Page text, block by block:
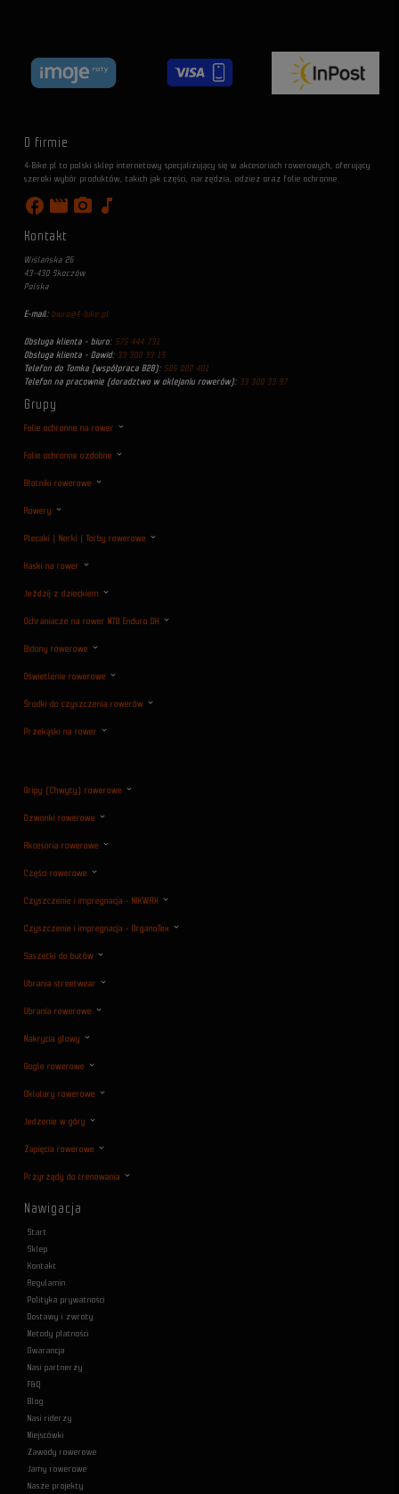
O firmie
4-Bike.pl to polski sklep internetowy specjalizujący się w akcesoriach rowerowych, oferujący
szeroki wybór produktów, takich jak części, narzędzia, odzież oraz folie ochronne.
facebook movie photo_camera music_note
Kontakt
Wiślańska 26
43-430 Skoczów
Polska
E-mail: biuro@4-bike.pl
Obsługa klienta - biuro: 575 444 731
Obsługa klienta - Dawid: 33 300 33 15
Telefon do Tomka (współpraca B2B): 505 002 401
Telefon na pracownie (doradztwo w oklejaniu rowerów): 33 300 33 97
Grupy
Folie ochronne na rower
Folie ochronne ozdobne
Błotniki rowerowe
Rowery
Plecaki | Nerki | Torby rowerowe
Kaski na rower
Jeździj z dzieckiem
Ochraniacze na rower MTB Enduro DH
Bidony rowerowe
Oświetlenie rowerowe
Środki do czyszczenia rowerów
Przekąski na rower
Gripy (Chwyty) rowerowe
Dzwonki rowerowe
Akcesoria rowerowe
Części rowerowe
Czyszczenie i impregnacja - NIKWAX
Czyszczenie i impregnacja - OrganoTex
Saszetki do butów
Ubrania streetwear
Ubrania rowerowe
Nakrycia głowy
Gogle rowerowe
Oklulary rowerowe
Jedzenie w góry
Zapięcia rowerowe
Przyrządy do trenowania
Nawigacja
Start
Sklep
Kontakt
Regulamin
Polityka prywatności
Dostawy i zwroty
Metody płatności
Gwarancja
Nasi partnerzy
F&Q
Blog
Nasi riderzy
Miejscówki
Zawody rowerowe
Jamy rowerowe
Nasze projekty